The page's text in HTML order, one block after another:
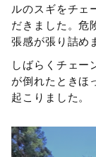
ルのスギをチェ
だきました。危
張感が張り詰め
しばらくチェー
が倒れたときほ
起こりました。